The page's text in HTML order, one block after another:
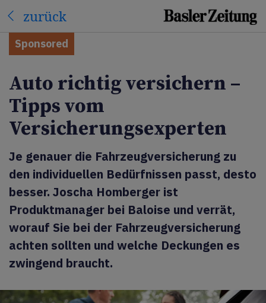
zurück
Sponsored
Auto richtig versichern –
Tipps vom
Versicherungsexperten
Je genauer die Fahrzeugversicherung zu
den individuellen Bedürfnissen passt, desto
besser. Joscha Homberger ist
Produktmanager bei Baloise und verrät,
worauf Sie bei der Fahrzeugversicherung
achten sollten und welche Deckungen es
zwingend braucht.